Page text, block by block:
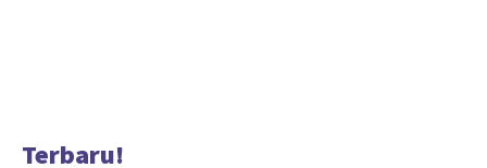
Terbaru!